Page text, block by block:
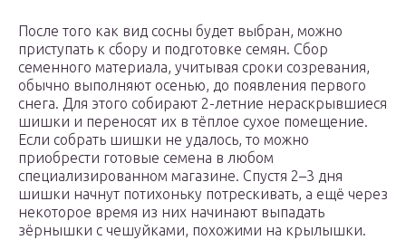
После того как вид сосны будет выбран, можно
приступать к сбору и подготовке семян. Сбор
семенного материала, учитывая сроки созревания,
обычно выполняют осенью, до появления первого
снега. Для этого собирают 2-летние нераскрывшиеся
шишки и переносят их в тёплое сухое помещение.
Если собрать шишки не удалось, то можно
приобрести готовые семена в любом
специализированном магазине. Спустя 2–3 дня
шишки начнут потихоньку потрескивать, а ещё через
некоторое время из них начинают выпадать
зёрнышки с чешуйками, похожими на крылышки.